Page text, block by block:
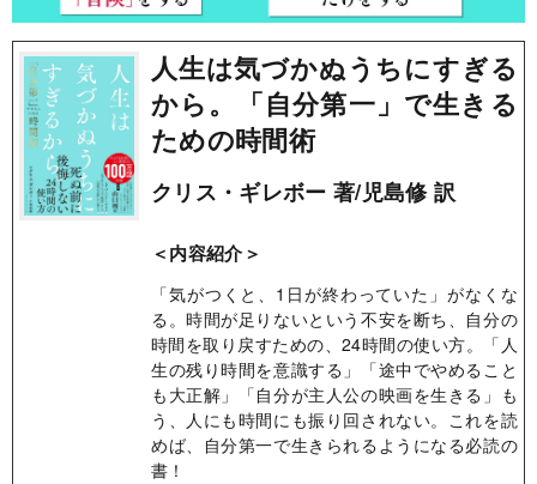
人生は気づかぬうちにすぎる
から。「自分第一」で生きる
ための時間術
クリス・ギレボー 著/児島修 訳
＜内容紹介＞
「気がつくと、1日が終わっていた」がなくな
る。時間が足りないという不安を断ち、自分の
時間を取り戻すための、24時間の使い方。「人
生の残り時間を意識する」「途中でやめること
も大正解」「自分が主人公の映画を生きる」も
う、人にも時間にも振り回されない。これを読
めば、自分第一で生きられるようになる必読の
書！